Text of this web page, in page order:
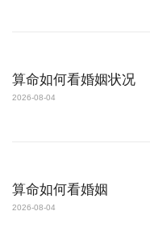
算命如何看婚姻状况
2026-08-04
算命如何看婚姻
2026-08-04